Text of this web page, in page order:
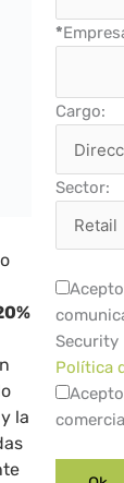
la
*
Cargo:
Sector:
Security
Política